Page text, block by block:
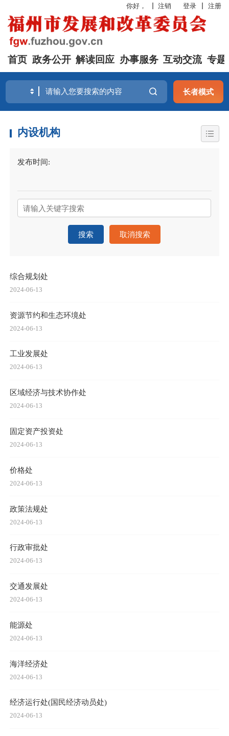
你好， 注销 登录 注册
首页 政务公开 解读回应 办事服务 互动交流 专题
长者模式
内设机构
发布时间:
搜索 取消搜索
综合规划处
2024-06-13
资源节约和生态环境处
2024-06-13
工业发展处
2024-06-13
区域经济与技术协作处
2024-06-13
固定资产投资处
2024-06-13
价格处
2024-06-13
政策法规处
2024-06-13
行政审批处
2024-06-13
交通发展处
2024-06-13
能源处
2024-06-13
海洋经济处
2024-06-13
经济运行处(国民经济动员处)
2024-06-13